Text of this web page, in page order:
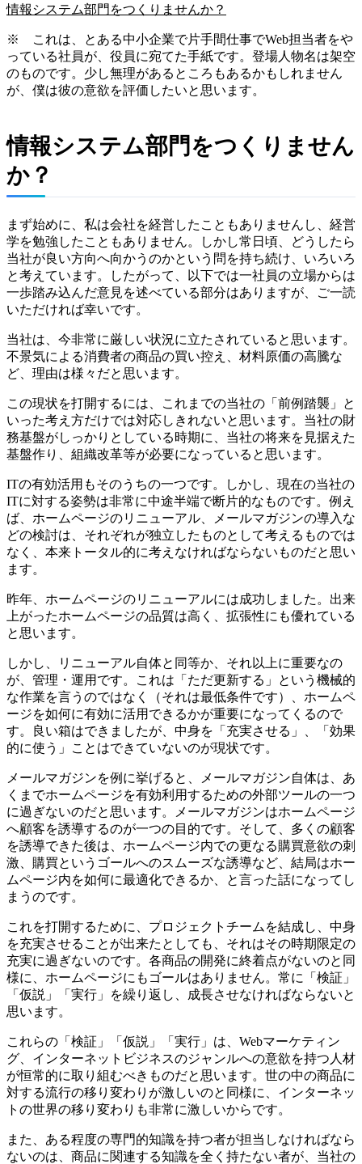
情報システム部門をつくりませんか？
※ これは、とある中小企業で片手間仕事でWeb担当者をや
っている社員が、役員に宛てた手紙です。登場人物名は架空
のものです。少し無理があるところもあるかもしれません
が、僕は彼の意欲を評価したいと思います。
情報システム部門をつくりません
か？
まず始めに、私は会社を経営したこともありませんし、経営
学を勉強したこともありません。しかし常日頃、どうしたら
当社が良い方向へ向かうのかという問を持ち続け、いろいろ
と考えています。したがって、以下では一社員の立場からは
一歩踏み込んだ意見を述べている部分はありますが、ご一読
いただければ幸いです。
当社は、今非常に厳しい状況に立たされていると思います。
不景気による消費者の商品の買い控え、材料原価の高騰な
ど、理由は様々だと思います。
この現状を打開するには、これまでの当社の「前例踏襲」と
いった考え方だけでは対応しきれないと思います。当社の財
務基盤がしっかりとしている時期に、当社の将来を見据えた
基盤作り、組織改革等が必要になっていると思います。
ITの有効活用もそのうちの一つです。しかし、現在の当社の
ITに対する姿勢は非常に中途半端で断片的なものです。例え
ば、ホームページのリニューアル、メールマガジンの導入な
どの検討は、それぞれが独立したものとして考えるものでは
なく、本来トータル的に考えなければならないものだと思い
ます。
昨年、ホームページのリニューアルには成功しました。出来
上がったホームページの品質は高く、拡張性にも優れている
と思います。
しかし、リニューアル自体と同等か、それ以上に重要なの
が、管理・運用です。これは「ただ更新する」という機械的
な作業を言うのではなく（それは最低条件です）、ホームペ
ージを如何に有効に活用できるかが重要になってくるので
す。良い箱はできましたが、中身を「充実させる」、「効果
的に使う」ことはできていないのが現状です。
メールマガジンを例に挙げると、メールマガジン自体は、あ
くまでホームページを有効利用するための外部ツールの一つ
に過ぎないのだと思います。メールマガジンはホームページ
へ顧客を誘導するのが一つの目的です。そして、多くの顧客
を誘導できた後は、ホームページ内での更なる購買意欲の刺
激、購買というゴールへのスムーズな誘導など、結局はホー
ムページ内を如何に最適化できるか、と言った話になってし
まうのです。
これを打開するために、プロジェクトチームを結成し、中身
を充実させることが出来たとしても、それはその時期限定の
充実に過ぎないのです。各商品の開発に終着点がないのと同
様に、ホームページにもゴールはありません。常に「検証」
「仮説」「実行」を繰り返し、成長させなければならないと
思います。
これらの「検証」「仮説」「実行」は、Webマーケティン
グ、インターネットビジネスのジャンルへの意欲を持つ人材
が恒常的に取り組むべきものだと思います。世の中の商品に
対する流行の移り変わりが激しいのと同様に、インターネッ
トの世界の移り変わりも非常に激しいからです。
また、ある程度の専門的知識を持つ者が担当しなければなら
ないのは、商品に関連する知識を全く持たない者が、当社の